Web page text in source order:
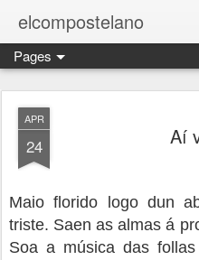
elcompostelano
Pages
APR
24 Aí
Maio florido logo dun
triste. Saen as almas á
Soa a música das